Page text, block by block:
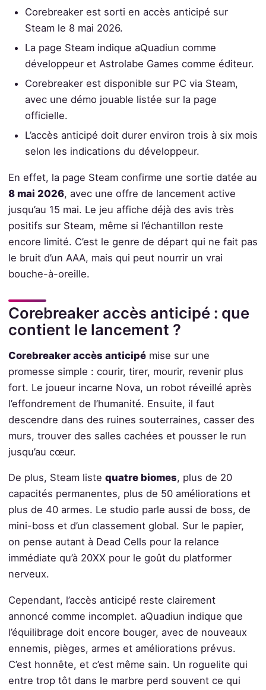
Corebreaker est sorti en accès anticipé sur
Steam le 8 mai 2026.
La page Steam indique aQuadiun comme
développeur et Astrolabe Games comme éditeur.
Corebreaker est disponible sur PC via Steam,
avec une démo jouable listée sur la page
officielle.
L’accès anticipé doit durer environ trois à six mois
selon les indications du développeur.
En effet, la page Steam confirme une sortie datée au
8 mai 2026, avec une offre de lancement active
jusqu’au 15 mai. Le jeu affiche déjà des avis très
positifs sur Steam, même si l’échantillon reste
encore limité. C’est le genre de départ qui ne fait pas
le bruit d’un AAA, mais qui peut nourrir un vrai
bouche-à-oreille.
Corebreaker accès anticipé : que
contient le lancement ?
Corebreaker accès anticipémise sur une
promesse simple : courir, tirer, mourir, revenir plus
fort. Le joueur incarne Nova, un robot réveillé après
l’effondrement de l’humanité. Ensuite, il faut
descendre dans des ruines souterraines, casser des
murs, trouver des salles cachées et pousser le run
jusqu’au cœur.
De plus, Steam liste quatre biomes, plus de 20
capacités permanentes, plus de 50 améliorations et
plus de 40 armes. Le studio parle aussi de boss, de
mini-boss et d’un classement global. Sur le papier,
on pense autant à Dead Cells pour la relance
immédiate qu’à 20XX pour le goût du platformer
nerveux.
Cependant, l’accès anticipé reste clairement
annoncé comme incomplet. aQuadiun indique que
l’équilibrage doit encore bouger, avec de nouveaux
ennemis, pièges, armes et améliorations prévus.
C’est honnête, et c’est même sain. Un roguelite qui
entre trop tôt dans le marbre perd souvent ce qui